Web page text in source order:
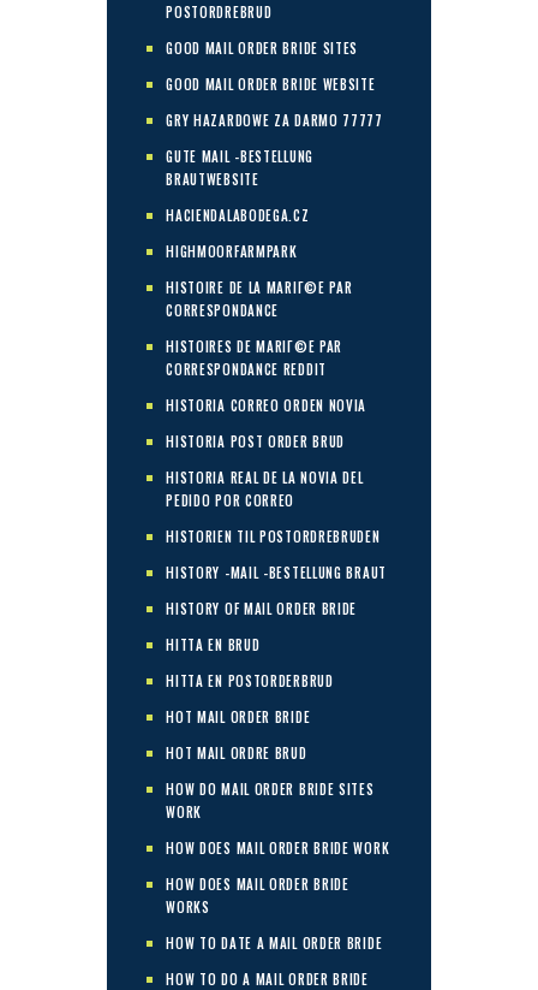
POSTORDREBRUD
GOOD MAIL ORDER BRIDE SITES
GOOD MAIL ORDER BRIDE WEBSITE
GRY HAZARDOWE ZA DARMO 77777
GUTE MAIL -BESTELLUNG
BRAUTWEBSITE
HACIENDALABODEGA.CZ
HIGHMOORFARMPARK
HISTOIRE DE LA MARIГ©E PAR
CORRESPONDANCE
HISTOIRES DE MARIГ©E PAR
CORRESPONDANCE REDDIT
HISTORIA CORREO ORDEN NOVIA
HISTORIA POST ORDER BRUD
HISTORIA REAL DE LA NOVIA DEL
PEDIDO POR CORREO
HISTORIEN TIL POSTORDREBRUDEN
HISTORY -MAIL -BESTELLUNG BRAUT
HISTORY OF MAIL ORDER BRIDE
HITTA EN BRUD
HITTA EN POSTORDERBRUD
HOT MAIL ORDER BRIDE
HOT MAIL ORDRE BRUD
HOW DO MAIL ORDER BRIDE SITES
WORK
HOW DOES MAIL ORDER BRIDE WORK
HOW DOES MAIL ORDER BRIDE
WORKS
HOW TO DATE A MAIL ORDER BRIDE
HOW TO DO A MAIL ORDER BRIDE